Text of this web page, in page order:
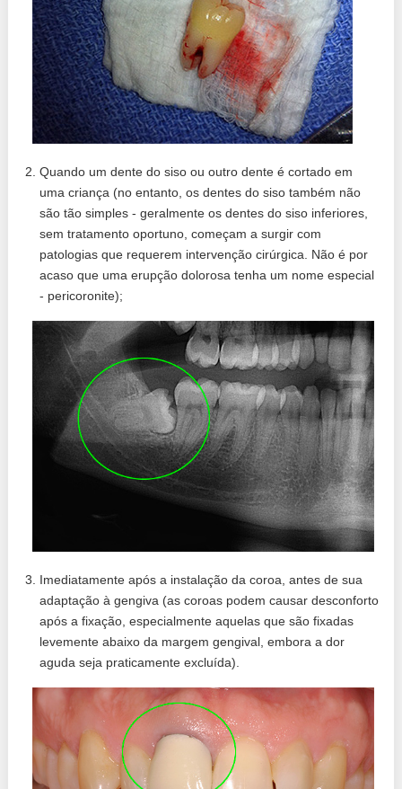
Quando um dente do siso ou outro dente é cortado em
uma criança (no entanto, os dentes do siso também não
são tão simples - geralmente os dentes do siso inferiores,
sem tratamento oportuno, começam a surgir com
patologias que requerem intervenção cirúrgica. Não é por
acaso que uma erupção dolorosa tenha um nome especial
- pericoronite);
Imediatamente após a instalação da coroa, antes de sua
adaptação à gengiva (as coroas podem causar desconforto
após a fixação, especialmente aquelas que são fixadas
levemente abaixo da margem gengival, embora a dor
aguda seja praticamente excluída).